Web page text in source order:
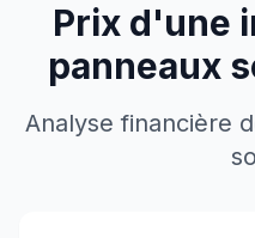
Prix d'une
panneaux
Analyse financière